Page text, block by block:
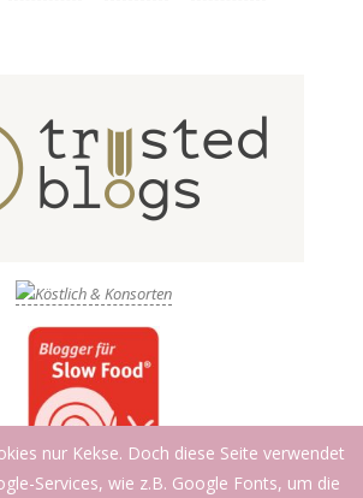
nur Kekse. Doch diese Seite verwendet
Services, wie z.B. Google Fonts, um die